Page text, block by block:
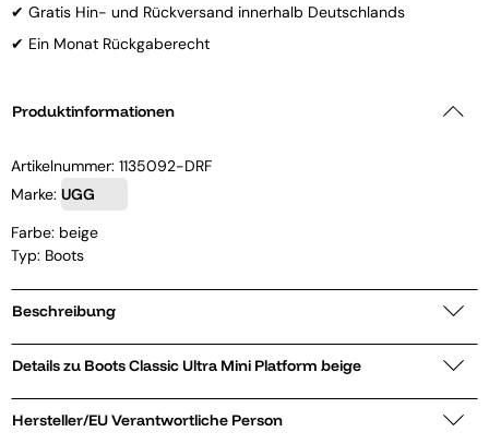
✔ Gratis Hin- und Rückversand innerhalb Deutschlands
✔ Ein Monat Rückgaberecht
Produktinformationen
Artikelnummer: 1135092-DRF
Marke: UGG
Farbe: beige
Typ: Boots
Beschreibung
Details zu Boots Classic Ultra Mini Platform beige
Hersteller/EU Verantwortliche Person